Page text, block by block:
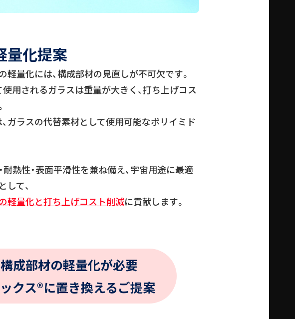
量化提案
軽量化には、構成部材の見直しが不可欠です。
使用されるガラスは重量が大きく、打ち上げコス
ガラスの代替素材として使用可能なポリイミド
耐熱性・表面平滑性を兼ね備え、宇宙用途に最適
して、
軽量化と打ち上げコスト削減に貢献します。
成部材の軽量化が必要
クス®に置き換えるご提案